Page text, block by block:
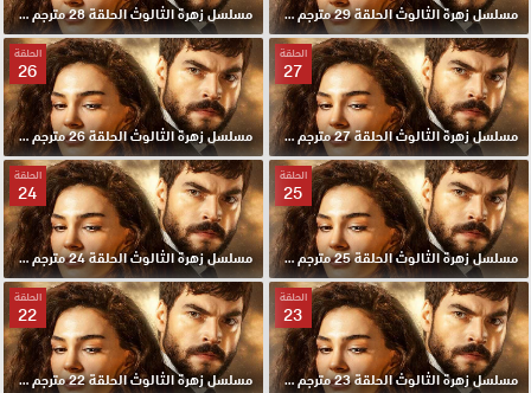
مسلسل زهرة الثالوث الحلقة 29 مترجم HD مسلسل زهرة الثالوث الحلقة 28 مترجم HD
الحلقة
27
مسلسل زهرة الثالوث الحلقة 27 مترجم HD
الحلقة
26
مسلسل زهرة الثالوث الحلقة 26 مترجم HD
الحلقة
25
مسلسل زهرة الثالوث الحلقة 25 مترجم HD
الحلقة
24
مسلسل زهرة الثالوث الحلقة 24 مترجم HD
الحلقة
23
مسلسل زهرة الثالوث الحلقة 23 مترجم HD
الحلقة
22
مسلسل زهرة الثالوث الحلقة 22 مترجم HD